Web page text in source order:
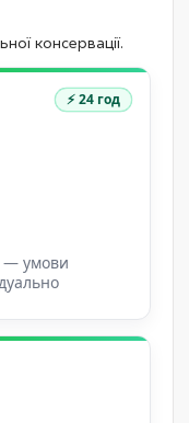
консервації.
⚡ 24 год
— умови